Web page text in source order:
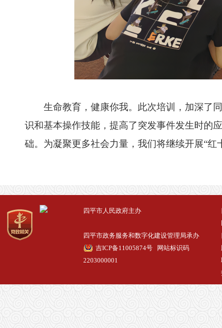
生命教育，健康你我。此次培训，加深了同
识和基本操作技能，提高了突发事件发生时的
础。为凝聚更多社会力量，我们将继续开展“红
四平市人民政府主办
四平市政务服务和数字化建设管理局承办
吉ICP备11005874号 网站标识码
2203000001